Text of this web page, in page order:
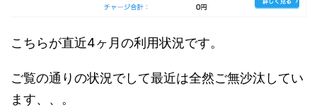
こちらが直近4ヶ月の利用状況です。
ご覧の通りの状況でして最近は全然ご無沙汰してい
ます、、。